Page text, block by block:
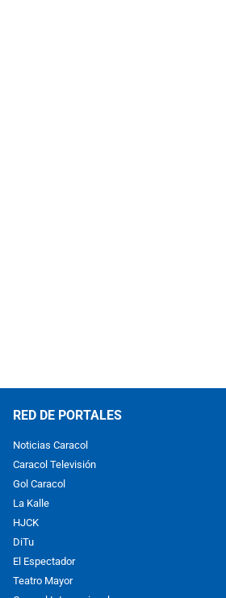
RED DE PORTALES
Noticias Caracol
Caracol Televisión
Gol Caracol
La Kalle
HJCK
DiTu
El Espectador
Teatro Mayor